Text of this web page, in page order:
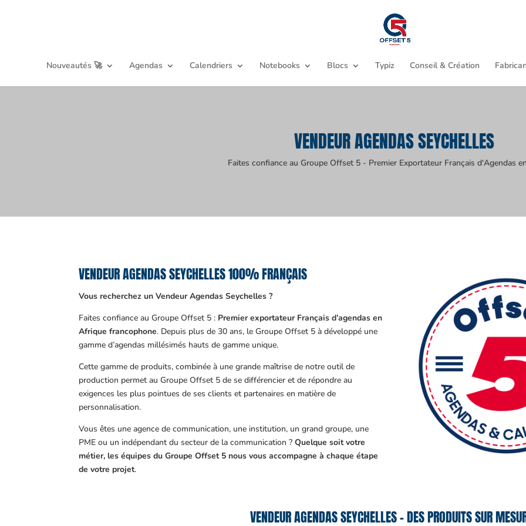
Nouveautés 🚀 Agendas Calendriers Notebooks Blocs Typiz Conseil & Création
VENDEUR AGENDAS SEYCHELLES
Faites confiance au Groupe Offset 5 - Premier Exportateur Français d'Agendas
VENDEUR AGENDAS SEYCHELLES 100% FRANÇAIS
Vous recherchez un Vendeur Agendas Seychelles ?
Faites confiance au Groupe Offset 5 : Premier exportateur Français d’agendas en
Afrique francophone. Depuis plus de 30 ans, le Groupe Offset 5 à développé une
gamme d’agendas millésimés hauts de gamme unique.
Cette gamme de produits, combinée à une grande maîtrise de notre outil de
production permet au Groupe Offset 5 de se différencier et de répondre au
exigences les plus pointues de ses clients et partenaires en matière de
personnalisation.
Vous êtes une agence de communication, une institution, un grand groupe, une
PME ou un indépendant du secteur de la communication ?Quelque soit votre
métier, les équipes du Groupe Offset 5 nous vous accompagne à chaque étape
de votre projet.
VENDEUR AGENDAS SEYCHELLES – DES PRODUITS SUR